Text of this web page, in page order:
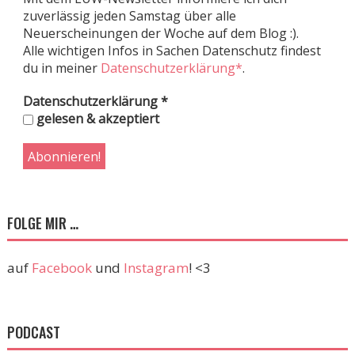
zuverlässig jeden Samstag über alle
Neuerscheinungen der Woche auf dem Blog :).
Alle wichtigen Infos in Sachen Datenschutz findest
du in meiner Datenschutzerklärung*.
Datenschutzerklärung*
gelesen & akzeptiert
FOLGE MIR …
auf Facebookund Instagram! <3
PODCAST